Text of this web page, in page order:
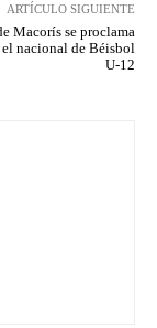
ARTÍCULO SIGUIENTE
Macorís se proclama
el nacional de Béisbol
U-12